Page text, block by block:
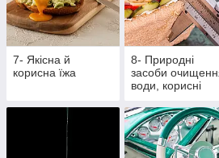
7- Якісна й
корисна їжа
8- Природні
засоби
води, корисні